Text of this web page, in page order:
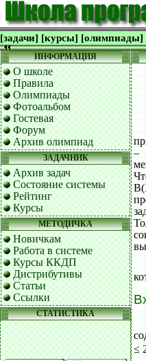
[задачи] [курсы] [олимпиады]
ИНФОРМАЦИЯ
О школе
Правила
Олимпиады
Фотоальбом
Гостевая
Форум
Архив олимпиад
ЗАДАЧНИК
Архив задач
Состояние системы
Рейтинг
Курсы
МЕТОДИЧКА
Новичкам
Работа в системе
Курсы ККДП
Дистрибутивы
Статьи
Ссылки
СТАТИСТИКА
–
≤